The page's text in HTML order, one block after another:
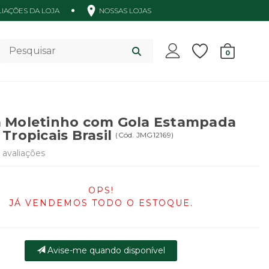
DA LOJA NOSSAS LOJAS
Acessórios 0
com Gola Estampada
Brasil ( Cód. JMG12169)
avaliações
OPS!
JÁ VENDEMOS TODO O ESTOQUE.
Avise-me quando disponível